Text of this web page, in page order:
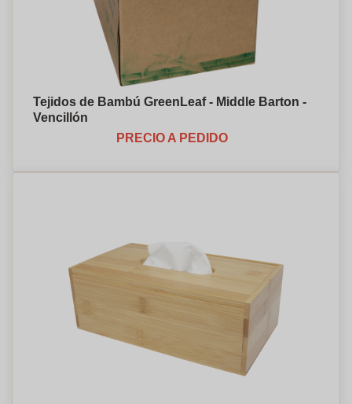
Tejidos de Bambú GreenLeaf - Middle Barton -
Vencillón
PRECIO A PEDIDO